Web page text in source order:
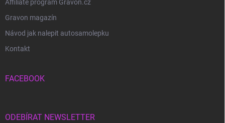
Affiliate program Gravon.cz
Gravon magazín
Návod jak nalepit autosamolepku
Kontakt
FACEBOOK
ODEBÍRAT NEWSLETTER